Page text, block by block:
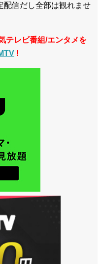
配信だし全部は観れませ
テレビ番組/エンタメを
!